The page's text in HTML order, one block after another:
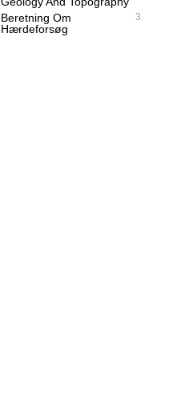
Beretning Om
Hærdeforsøg
3